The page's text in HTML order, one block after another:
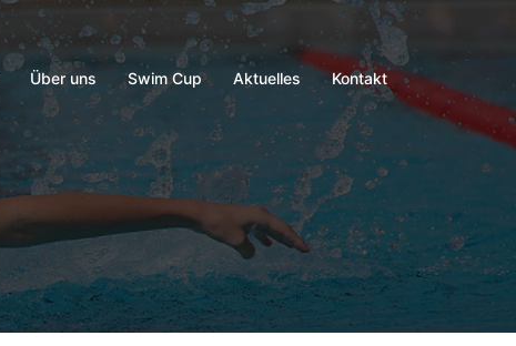
Über uns Swim Cup Aktuelles Kontakt